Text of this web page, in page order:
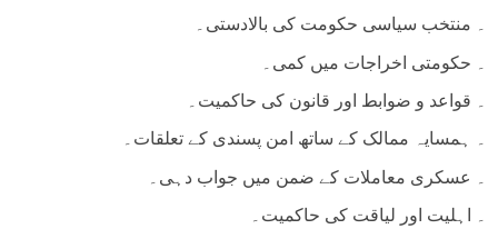
۔ منتخب سیاسی حکومت کی بالادستی۔
۔ حکومتی اخراجات میں کمی۔
۔ قواعد و ضوابط اور قانون کی حاکمیت۔
۔ ہمسایہ ممالک کے ساتھ امن پسندی کے تعلقات۔
۔ عسکری معاملات کے ضمن میں جواب دہی۔
۔ اہلیت اور لیاقت کی حاکمیت۔